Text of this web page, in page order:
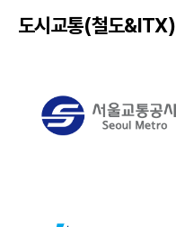
도시교통(철도&ITX)